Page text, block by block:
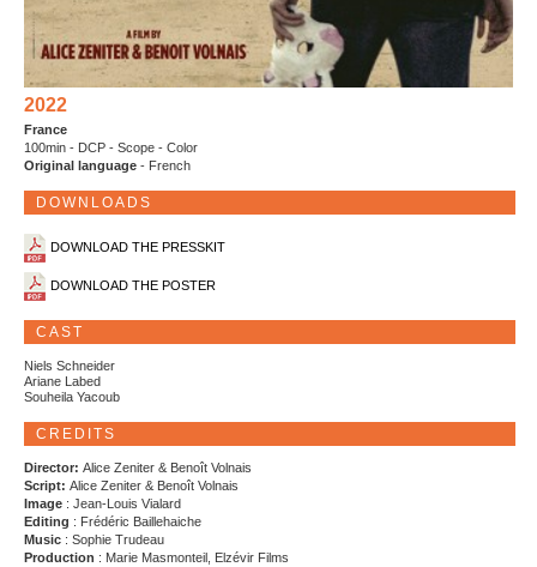
2022
France
100min - DCP - Scope - Color
Original language - French
DOWNLOADS
DOWNLOAD THE PRESSKIT
DOWNLOAD THE POSTER
CAST
Niels Schneider
Ariane Labed
Souheila Yacoub
CREDITS
Director: Alice Zeniter & Benoît Volnais
Script: Alice Zeniter & Benoît Volnais
Image : Jean-Louis Vialard
Editing : Frédéric Baillehaiche
Music : Sophie Trudeau
Production : Marie Masmonteil, Elzévir Films